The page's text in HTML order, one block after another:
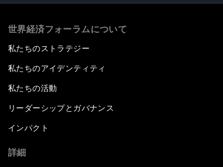
世界経済フォーラムについて
私たちのストラテジー
私たちのアイデンティティ
私たちの活動
リーダーシップとガバナンス
インパクト
詳細